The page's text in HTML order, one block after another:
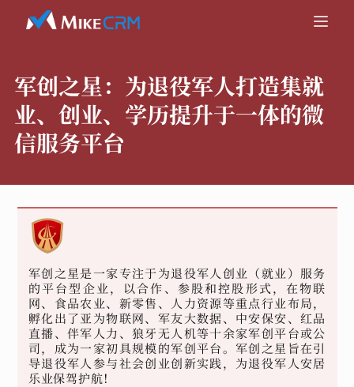
军创之星： 为退役军人打造集就
业、创业、学历提升于一体的微
信服务平台
军创之星是一家专注于为退役军人创业（就业）服务
的平台型企业，以合作、参股和控股形式，在物联
网、食品农业、新零售、人力资源等重点行业布局，
孵化出了亚为物联网、军友大数据、中安保安、红品
直播、伴军人力、狼牙无人机等十余家军创平台或公
司，成为一家初具规模的军创平台。军创之星旨在引
导退役军人参与社会创业创新实践，为退役军人安居
乐业保驾护航！